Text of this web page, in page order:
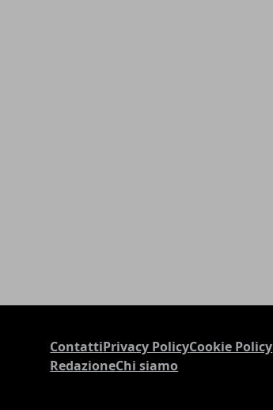
ContattiPrivacy PolicyCookie Policy
RedazioneChi siamo